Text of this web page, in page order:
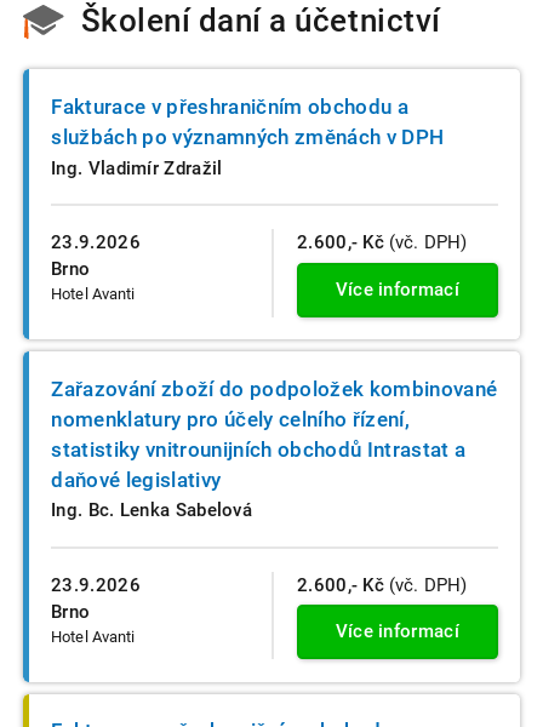
Školení daní a účetnictví
23.9.2026
Brno
Hotel Avanti
Fakturace v přeshraničním obchodu a
službách po významných změnách v DPH
Ing. Vladimír Zdražil
2.600,- Kč (vč. DPH)
Více informací
23.9.2026
Brno
Hotel Avanti
Zařazování zboží do podpoložek kombinované
nomenklatury pro účely celního řízení,
statistiky vnitrounijních obchodů Intrastat a
daňové legislativy
Ing. Bc. Lenka Sabelová
2.600,- Kč (vč. DPH)
Více informací